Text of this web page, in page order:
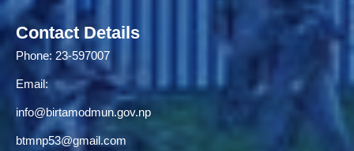
Contact Details
Phone: 23-597007
Email:
info@birtamodmun.gov.np
btmnp53@gmail.com